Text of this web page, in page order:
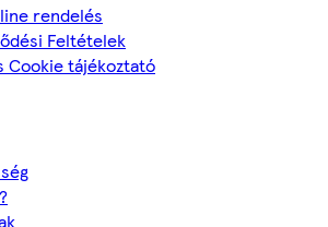
rendelés
Feltételek
Cookie tájékoztató